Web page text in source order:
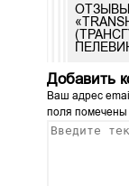
Добавить
Ваш адрес
поля помечены